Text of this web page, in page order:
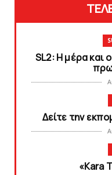
SL2: Η μέρα και
Δείτε την
«Kara